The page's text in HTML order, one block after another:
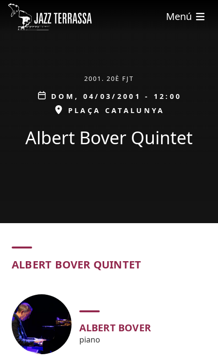
Pasar al contenido principal
Menú
2001. 20È FJT
Data
DOM, 04/03/2001 - 12:00
ESPAI
PLAÇA CATALUNYA
Albert Bover Quintet
Concert
ALBERT BOVER QUINTET
ALBERT BOVER
piano